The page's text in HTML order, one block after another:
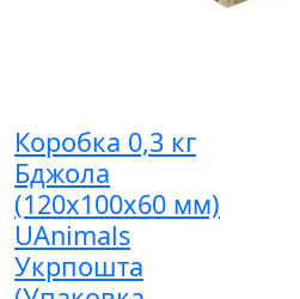
Коробка 0,3 кг
Бджола
(120х100х60 мм)
UAnimals
Укрпошта